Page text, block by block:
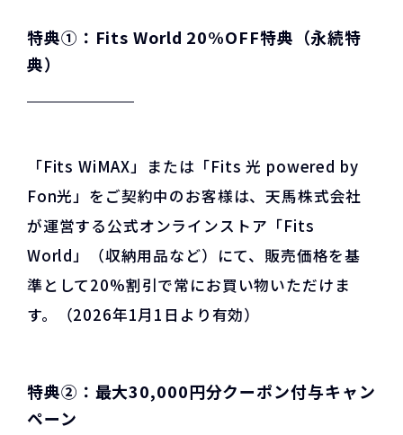
特典①：Fits World 20%OFF特典（永続特
典）
「Fits WiMAX」または「Fits 光 powered by
Fon光」をご契約中のお客様は、天馬株式会社
が運営する公式オンラインストア「Fits
World」（収納用品など）にて、販売価格を基
準として20%割引で常にお買い物いただけま
す。（2026年1月1日より有効）
特典②：最大30,000円分クーポン付与キャン
ペーン